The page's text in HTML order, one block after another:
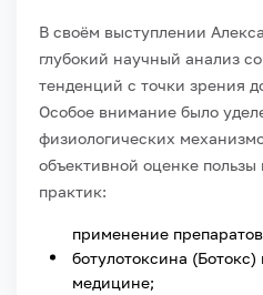
В своём выступлении
глубокий научный анализ
тенденций с точки зрения
Особое внимание было
физиологических
объективной оценке
практик:
применение
ботулотоксина (Ботокс)
медицине;